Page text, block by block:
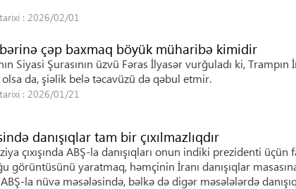
: 2026/02/01
çəp baxmaq böyük müharibə kimidir
Siyasi Şurasının üzvü Fəras İlyasər vurğuladı ki,
da, şiəlik belə təcavüzü də qəbul etmir.
: 2026/01/21
danışıqlar tam bir çıxılmazlıqdır
çıxışında ABŞ-la danışıqları onun indiki prezidenti
görüntüsünü yaratmaq, həmçinin İranı danışıqlar
la nüvə məsələsində, bəlkə də digər məsələlərdə